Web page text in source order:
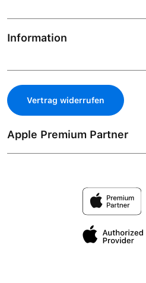
Information
Vertrag widerrufen
Apple Premium Partner